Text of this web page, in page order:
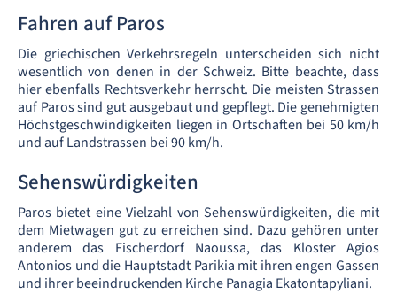
Fahren auf Paros
Die griechischen Verkehrsregeln unterscheiden sich nicht
wesentlich von denen in der Schweiz. Bitte beachte, dass
hier ebenfalls Rechtsverkehr herrscht. Die meisten Strassen
auf Paros sind gut ausgebaut und gepflegt. Die genehmigten
Höchstgeschwindigkeiten liegen in Ortschaften bei 50 km/h
und auf Landstrassen bei 90 km/h.
Sehenswürdigkeiten
Paros bietet eine Vielzahl von Sehenswürdigkeiten, die mit
dem Mietwagen gut zu erreichen sind. Dazu gehören unter
anderem das Fischerdorf Naoussa, das Kloster Agios
Antonios und die Hauptstadt Parikia mit ihren engen Gassen
und ihrer beeindruckenden Kirche Panagia Ekatontapyliani.